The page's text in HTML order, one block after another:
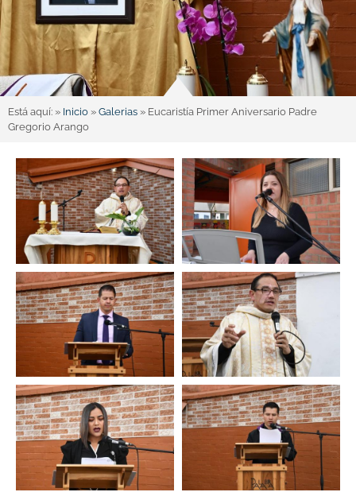
Está aquí: » Inicio » Galerias » Eucaristía Primer Aniversario Padre
Gregorio Arango